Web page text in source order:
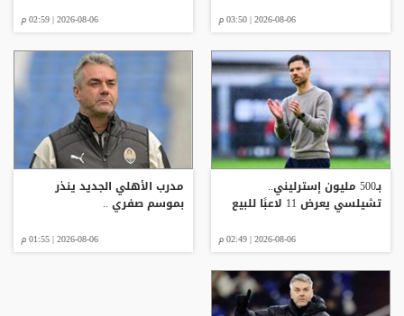
2026-08-06 | 03:50 م 2026-08-06 | 02:59 م
بـ500 مليون إسترليني..
تشيلسي يعرض 11 لاعبًا للبيع
2026-08-06 | 02:49 م
مدرب الأهلي الجديد ينذر
بموسم صفري ..
2026-08-06 | 01:55 م